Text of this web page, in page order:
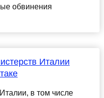
обвинения
Италии
в том числе